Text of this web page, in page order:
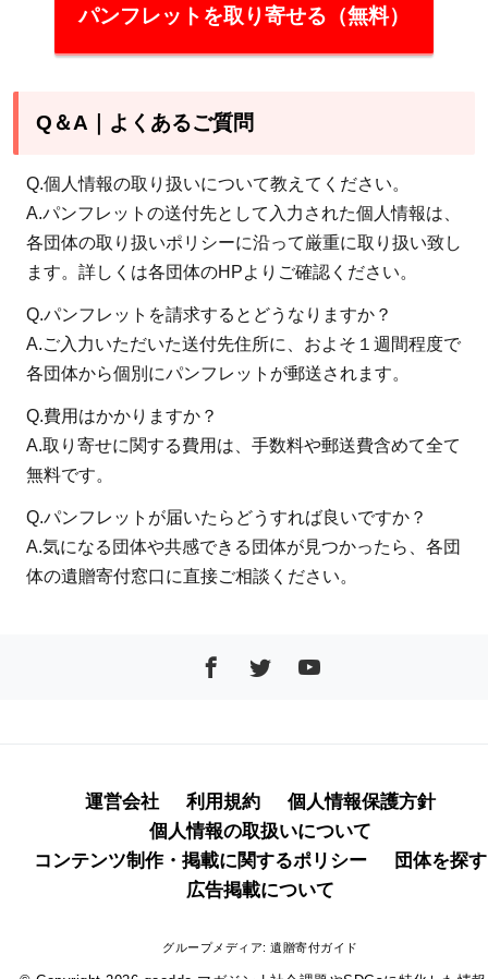
パンフレットを取り寄せる（無料）
Q＆A｜よくあるご質問
Q.個人情報の取り扱いについて教えてください。
A.パンフレットの送付先として入力された個人情報は、
各団体の取り扱いポリシーに沿って厳重に取り扱い致し
ます。詳しくは各団体のHPよりご確認ください。
Q.パンフレットを請求するとどうなりますか？
A.ご入力いただいた送付先住所に、およそ１週間程度で
各団体から個別にパンフレットが郵送されます。
Q.費用はかかりますか？
A.取り寄せに関する費用は、手数料や郵送費含めて全て
無料です。
Q.パンフレットが届いたらどうすれば良いですか？
A.気になる団体や共感できる団体が見つかったら、各団
体の遺贈寄付窓口に直接ご相談ください。
運営会社 利用規約
個人情報保護方針
個人情報の取扱いについて
コンテンツ制作・掲載に関するポリシー
団体を探す
広告掲載について
グループメディア:遺贈寄付ガイド